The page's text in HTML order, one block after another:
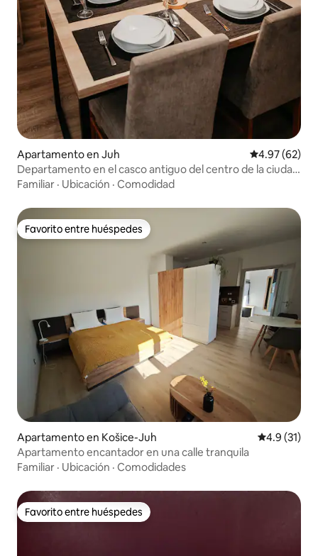
Apartamento en Juh Calificación
4.97 (62)
Departamento en el casco antiguo del centro de la ciudad
2 con estacionamiento incluido
Familiar · Ubicación · Comodidad
Favorito entre huéspedes
Favorito entre huéspedes
Apartamento en Košice-Juh Calificación
4.9 (31)
Apartamento encantador en una calle tranquila
Familiar · Ubicación · Comodidades
Favorito entre huéspedes
Favorito entre huéspedes